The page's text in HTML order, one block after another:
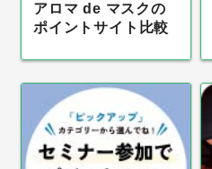
アロマ de マスクの
ポイントサイト比較